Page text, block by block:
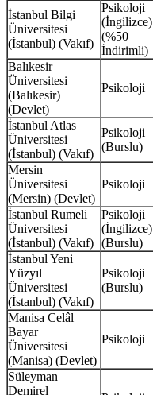
İstanbul Bilgi
Üniversitesi
(İstanbul) (Vakıf)
Psikoloji
(İngilizce)
(%50
İndirimli)
Balıkesir
Üniversitesi
(Balıkesir)
(Devlet)
Psikoloji
İstanbul Atlas
Üniversitesi
(İstanbul) (Vakıf)
Psikoloji
(Burslu)
Mersin
Üniversitesi
(Mersin) (Devlet)
Psikoloji
İstanbul Rumeli
Üniversitesi
(İstanbul) (Vakıf)
Psikoloji
(İngilizce)
(Burslu)
İstanbul Yeni
Yüzyıl
Üniversitesi
(İstanbul) (Vakıf)
Psikoloji
(Burslu)
Manisa Celâl
Bayar
Üniversitesi
(Manisa) (Devlet)
Psikoloji
Süleyman
Demirel